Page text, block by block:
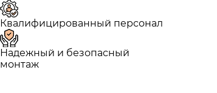
Квалифицированный персонал
Надежный и безопасный
монтаж